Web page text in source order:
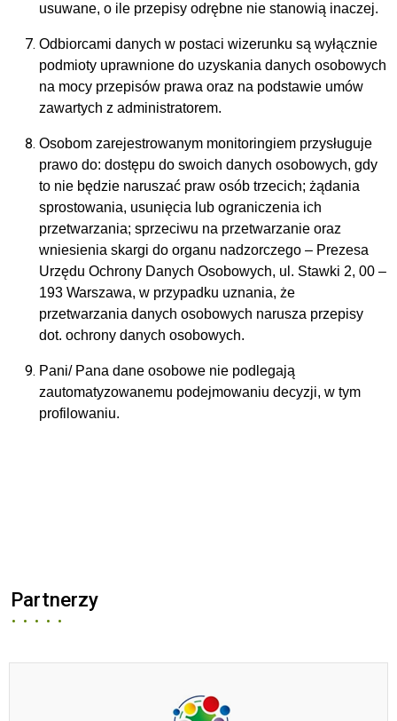
usuwane, o ile przepisy odrębne nie stanowią inaczej.
Odbiorcami danych w postaci wizerunku są wyłącznie
podmioty uprawnione do uzyskania danych osobowych
na mocy przepisów prawa oraz na podstawie umów
zawartych z administratorem.
Osobom zarejestrowanym monitoringiem przysługuje
prawo do: dostępu do swoich danych osobowych, gdy
to nie będzie naruszać praw osób trzecich; żądania
sprostowania, usunięcia lub ograniczenia ich
przetwarzania; sprzeciwu na przetwarzanie oraz
wniesienia skargi do organu nadzorczego – Prezesa
Urzędu Ochrony Danych Osobowych, ul. Stawki 2, 00 –
193 Warszawa, w przypadku uznania, że
przetwarzania danych osobowych narusza przepisy
dot. ochrony danych osobowych.
Pani/ Pana dane osobowe nie podlegają
zautomatyzowanemu podejmowaniu decyzji, w tym
profilowaniu.
Partnerzy